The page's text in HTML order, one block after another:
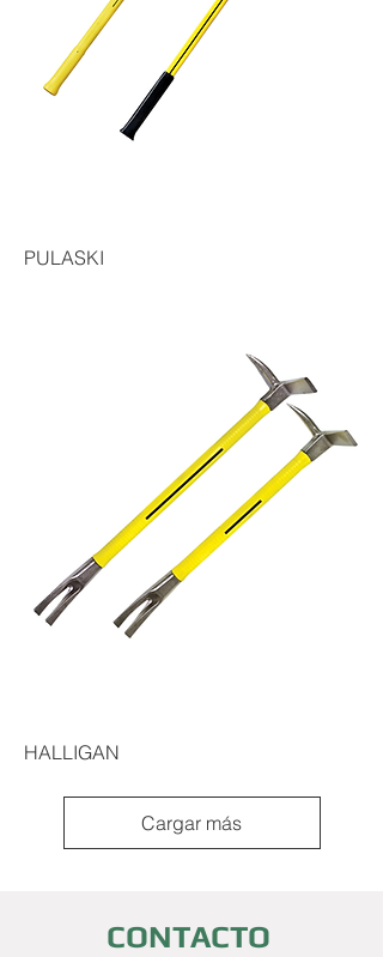
PULASKI
HALLIGAN
Cargar más
CONTACTO